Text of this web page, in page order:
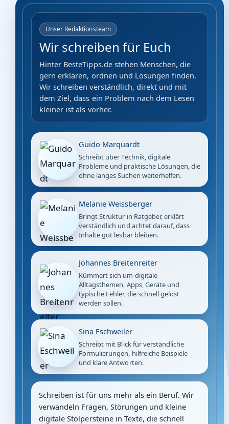
Unser Redaktionsteam
Wir schreiben für Euch
Hinter BesteTipps.de stehen Menschen, die
gern erklären, ordnen und Lösungen finden.
Wir schreiben verständlich, direkt und mit
dem Ziel, dass ein Problem nach dem Lesen
kleiner ist als vorher.
Guido Marquardt
Schreibt über Technik, digitale
Probleme und praktische Lösungen, die
ohne langes Suchen weiterhelfen.
Melanie Weissberger
Bringt Struktur in Ratgeber, erklärt
verständlich und achtet darauf, dass
Inhalte gut lesbar bleiben.
Johannes Breitenreiter
Kümmert sich um digitale
Alltagsthemen, Apps, Geräte und
typische Fehler, die schnell gelöst
werden sollen.
Sina Eschweiler
Schreibt mit Blick für verständliche
Formulierungen, hilfreiche Beispiele
und klare Antworten.
Schreiben ist für uns mehr als ein Beruf. Wir
verwandeln Fragen, Störungen und kleine
digitale Stolpersteine in Texte, die schnell